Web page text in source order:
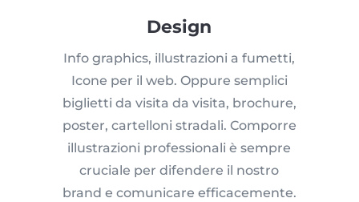
Design
Info graphics, illustrazioni a fumetti,
Icone per il web. Oppure semplici
biglietti da visita da visita, brochure,
poster, cartelloni stradali. Comporre
illustrazioni professionali è sempre
cruciale per difendere il nostro
brand e comunicare efficacemente.